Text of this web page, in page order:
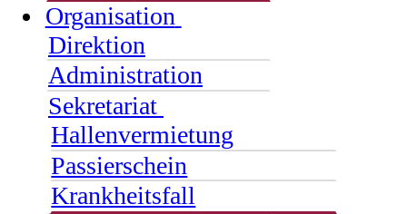
Organisation
Direktion
Administration
Sekretariat
Hallenvermietung
Passierschein
Krankheitsfall